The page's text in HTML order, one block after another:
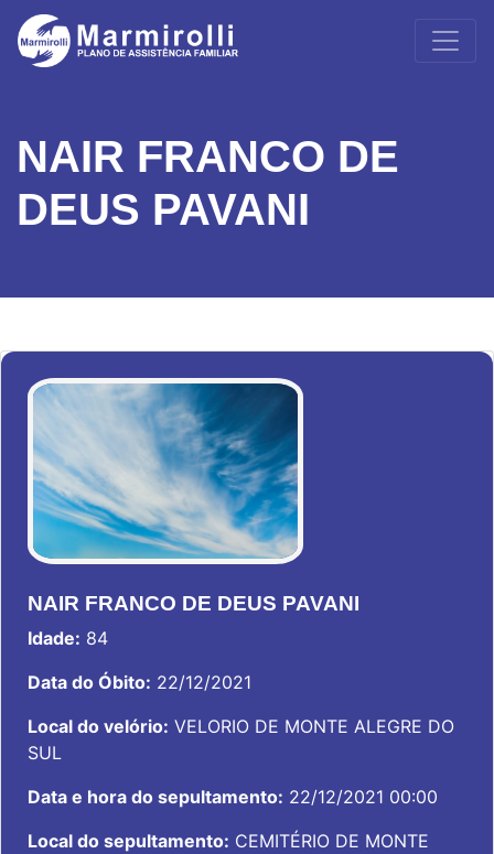
NAIR FRANCO DE
DEUS PAVANI
NAIR FRANCO DE DEUS PAVANI
Idade: 84
Data do Óbito: 22/12/2021
Local do velório: VELORIO DE MONTE ALEGRE DO
SUL
Data e hora do sepultamento: 22/12/2021 00:00
Local do sepultamento: CEMITÉRIO DE MONTE